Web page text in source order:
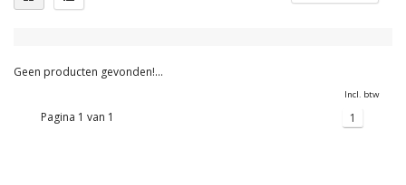
Geen producten gevonden!...
Incl. btw
Pagina 1 van 1 1